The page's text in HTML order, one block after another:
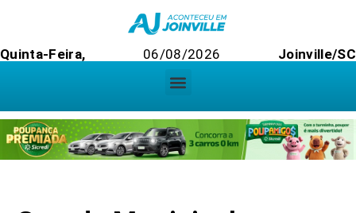
Quinta-Feira, 06/08/2026 Joinville/SC